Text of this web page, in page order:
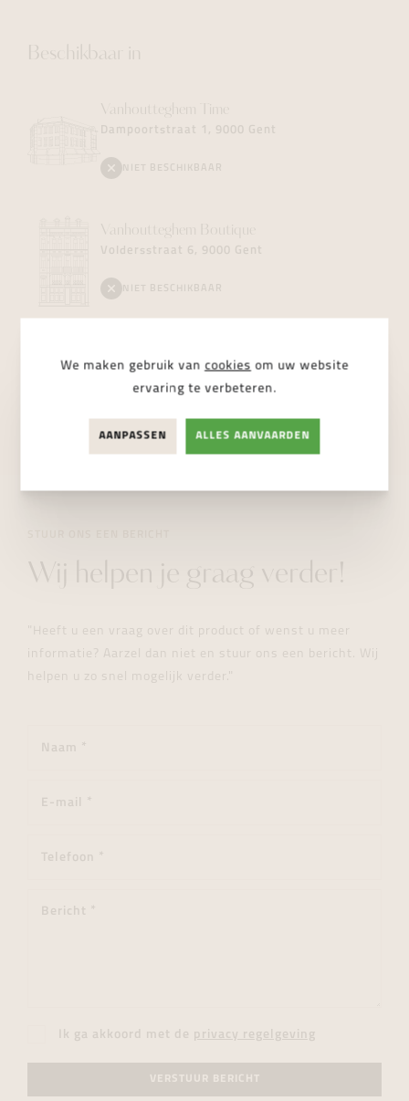
Beschikbaar in
Vanhoutteghem Time
Dampoortstraat 1, 9000 Gent
NIET BESCHIKBAAR
Vanhoutteghem Boutique
Voldersstraat 6, 9000 Gent
NIET BESCHIKBAAR
Dampoortstraat 2, 9000 Gent
Wij helpen je graag verder!
"Heeft u een vraag over dit product of wenst u meer
informatie? Aarzel dan niet en stuur ons een bericht. Wij
helpen u zo snel mogelijk verder."
Ik ga akkoord met de privacy regelgeving
VERSTUUR BERICHT
We maken gebruik van cookies om uw website
ervaring te verbeteren.
AANPASSEN ALLES AANVAARDEN